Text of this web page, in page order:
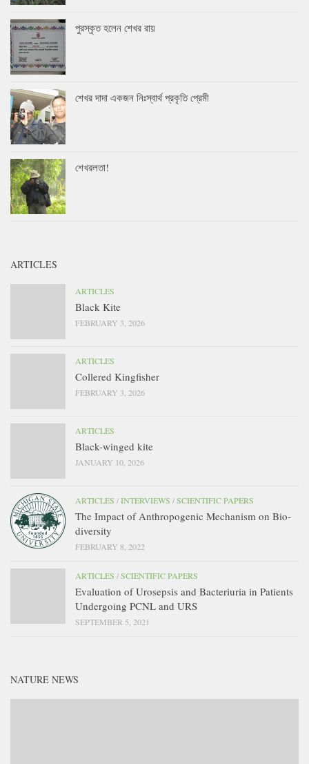
পুরস্কৃত হলেন শেখর রায়
শেখর দাদা একজন নিঃস্বার্থ প্রকৃতি প্রেমী
শেখরলতা!
ARTICLES
ARTICLES
Black Kite
FEBRUARY 3, 2026
ARTICLES
Collered Kingfisher
FEBRUARY 3, 2026
ARTICLES
Black-winged kite
JANUARY 10, 2026
ARTICLES /INTERVIEWS /SCIENTIFIC PAPERS
The Impact of Anthropogenic Mechanism on Bio-
diversity
FEBRUARY 8, 2022
ARTICLES /SCIENTIFIC PAPERS
Evaluation of Urosepsis and Bacteriuria in Patients
Undergoing PCNL and URS
SEPTEMBER 5, 2021
NATURE NEWS